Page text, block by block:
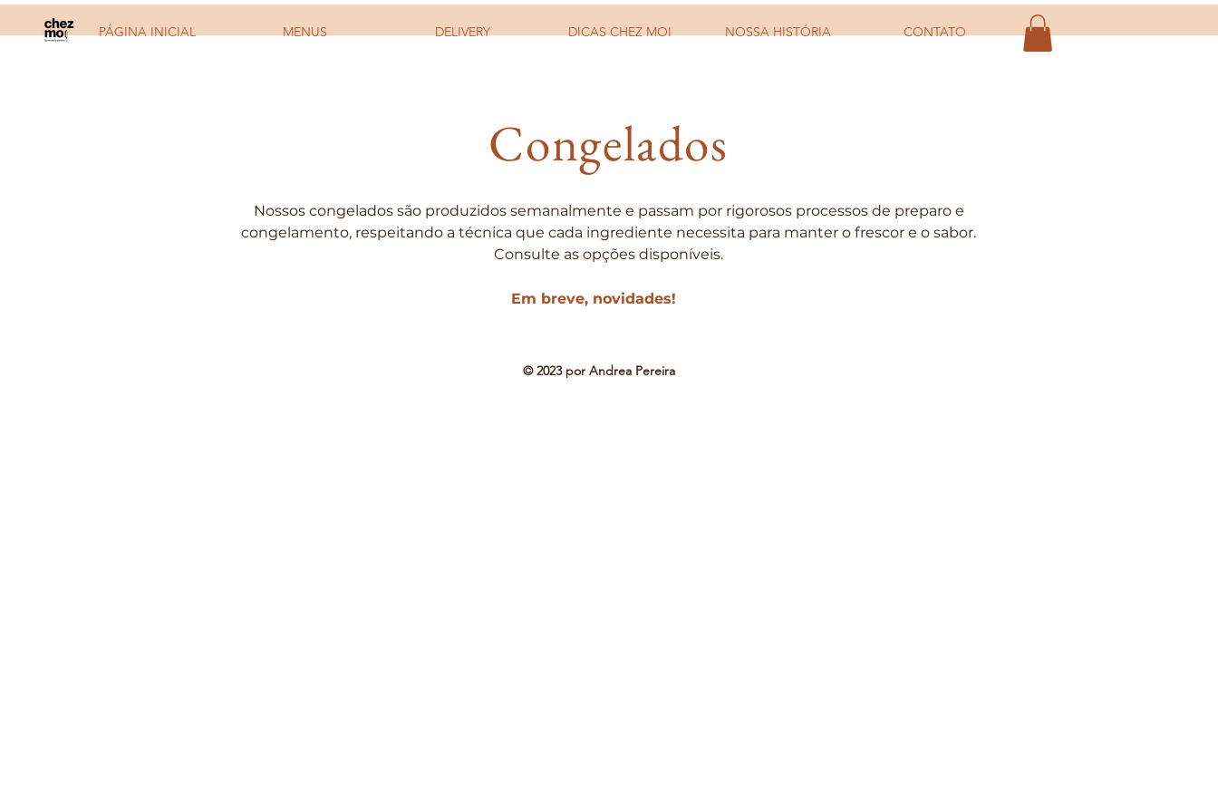
PÁGINA INICIAL MENUS DELIVERY DICAS CHEZ MOI NOSSA HISTÓRIA CONTATO
Congelados
Nossos congelados são produzidos semanalmente e passam por rigorosos processos de preparo e
congelamento, respeitando a técnica que cada ingrediente necessita para manter o frescor e o sabor.
Consulte as opções disponíveis.
Em breve, novidades!
© 2023 por Andrea Pereira